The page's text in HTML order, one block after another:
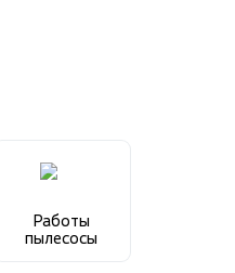
Работы
пылесосы